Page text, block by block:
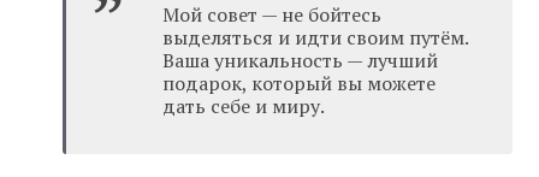
Мой совет — не бойтесь
выделяться и идти своим путём.
Ваша уникальность — лучший
подарок, который вы можете
дать себе и миру.